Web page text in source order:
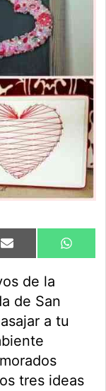
Compartir
en
Email
en
de la
de San
a tu
tres ideas